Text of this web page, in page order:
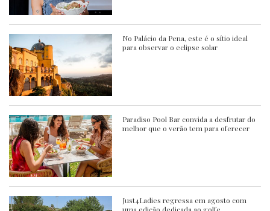
No Palácio da Pena, este é o sítio ideal
para observar o eclipse solar
Paradiso Pool Bar convida a desfrutar do
melhor que o verão tem para oferecer
Just4Ladies regressa em agosto com
uma edição dedicada ao golfe